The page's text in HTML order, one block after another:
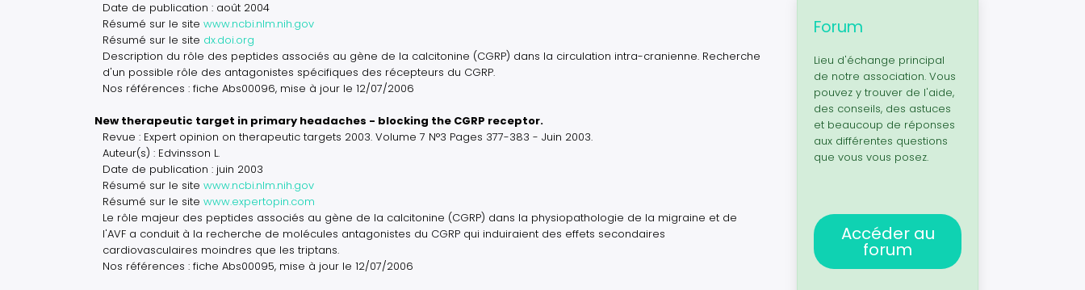
Date de publication : août 2004
Résumé sur le site www.ncbi.nlm.nih.gov
Résumé sur le site dx.doi.org
Description du rôle des peptides associés au gène de la calcitonine (CGRP) dans la circulation intra-cranienne. Recherche
d'un possible rôle des antagonistes spécifiques des récepteurs du CGRP.
Nos références : fiche Abs00096, mise à jour le 12/07/2006
New therapeutic target in primary headaches - blocking the CGRP receptor.
Revue : Expert opinion on therapeutic targets 2003. Volume 7 N°3 Pages 377-383 - Juin 2003.
Auteur(s) : Edvinsson L.
Date de publication : juin 2003
Résumé sur le site www.ncbi.nlm.nih.gov
Résumé sur le site www.expertopin.com
Le rôle majeur des peptides associés au gène de la calcitonine (CGRP) dans la physiopathologie de la migraine et de
l'AVF a conduit à la recherche de molécules antagonistes du CGRP qui induiraient des effets secondaires
cardiovasculaires moindres que les triptans.
Nos références : fiche Abs00095, mise à jour le 12/07/2006
Forum
Lieu d'échange principal
de notre association. Vous
pouvez y trouver de l'aide,
des conseils, des astuces
et beaucoup de réponses
aux différentes questions
que vous vous posez.
Accéder au
forum